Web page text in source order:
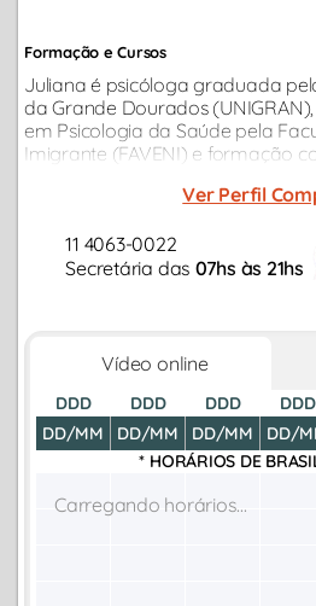
Formação e Cursos
Juliana é psicóloga graduada
da Grande Dourados
em Psicologia da Saúde pela
Imigrante (FAVENI) e formação
Luto pelo Instituto Pallium Brasil...
Ver Perfil
11 4063-0022
Secretária das 07hs às 21hs
Vídeo online
DDD
DD/MM
DDD
DD/MM
DDD
DD/MM
DDD
DD/
* HORÁRIOS DE
Carregando horários...